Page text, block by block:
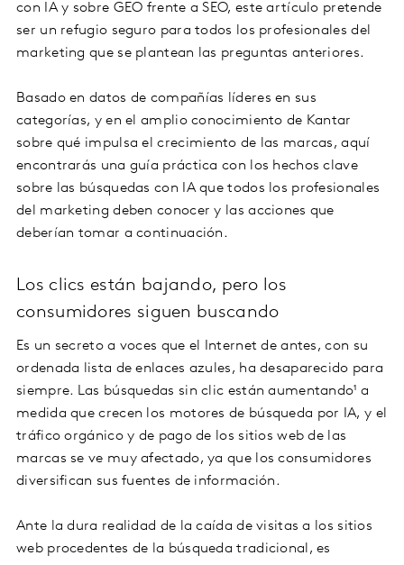
con IA y sobre GEO frente a SEO, este artículo pretende
ser un refugio seguro para todos los profesionales del
marketing que se plantean las preguntas anteriores.
Basado en datos de compañías líderes en sus
categorías, y en el amplio conocimiento de Kantar
sobre qué impulsa el crecimiento de las marcas, aquí
encontrarás una guía práctica con los hechos clave
sobre las búsquedas con IA que todos los profesionales
del marketing deben conocer y las acciones que
deberían tomar a continuación.
Los clics están bajando, pero los
consumidores siguen buscando
Es un secreto a voces que el Internet de antes, con su
ordenada lista de enlaces azules, ha desaparecido para
siempre. Las búsquedas sin clic están aumentando¹ a
medida que crecen los motores de búsqueda por IA, y el
tráfico orgánico y de pago de los sitios web de las
marcas se ve muy afectado, ya que los consumidores
diversifican sus fuentes de información.
Ante la dura realidad de la caída de visitas a los sitios
web procedentes de la búsqueda tradicional, es